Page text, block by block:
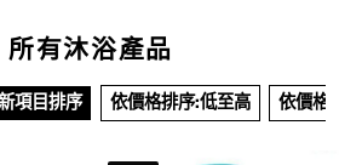
所有沐浴產品
項目排序 依價格排序:低至高 依價格排